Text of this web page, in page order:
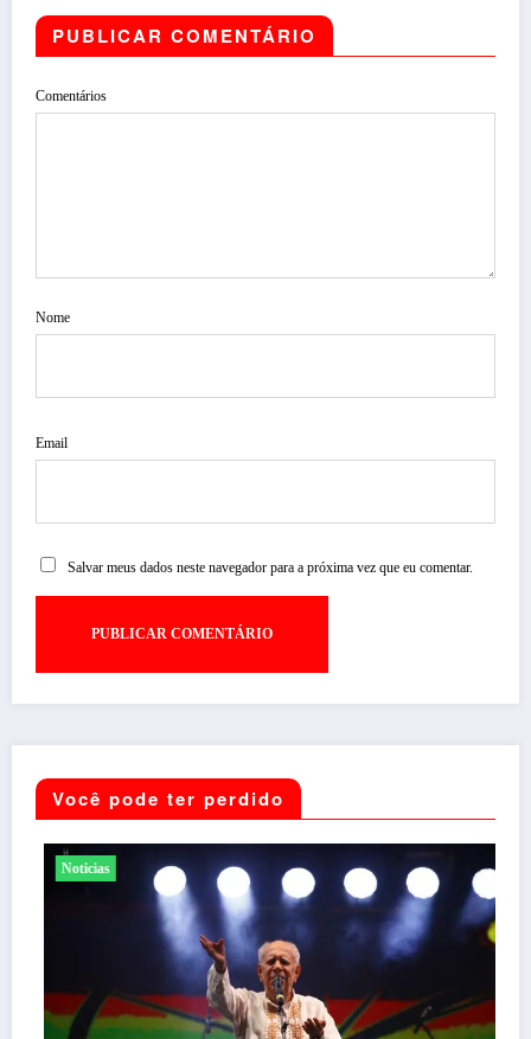
PUBLICAR COMENTÁRIO
Comentários
Nome
Email
Salvar meus dados neste navegador para a próxima vez que eu comentar.
Você pode ter perdido
Noticias